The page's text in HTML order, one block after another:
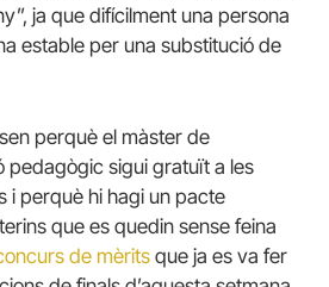
ja que difícilment una persona
estable per una substitució de
perquè el màster de
pedagògic sigui gratuït a les
i perquè hi hagi un pacte
que es quedin sense feina
de mèrits que ja es va fer